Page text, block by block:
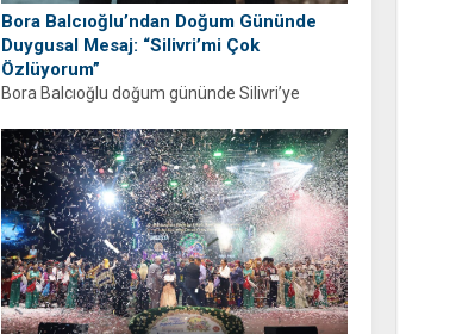
Bora Balcıoğlu’ndan Doğum Gününde
Duygusal Mesaj: “Silivri’mi Çok
Özlüyorum”
Bora Balcıoğlu doğum gününde Silivri’ye
ayrıyım” diyen Balcıoğlu, bir sonraki doğum
gününü ailesi ve hemşehrileriyle birlikte
geçirmeyi diledi.